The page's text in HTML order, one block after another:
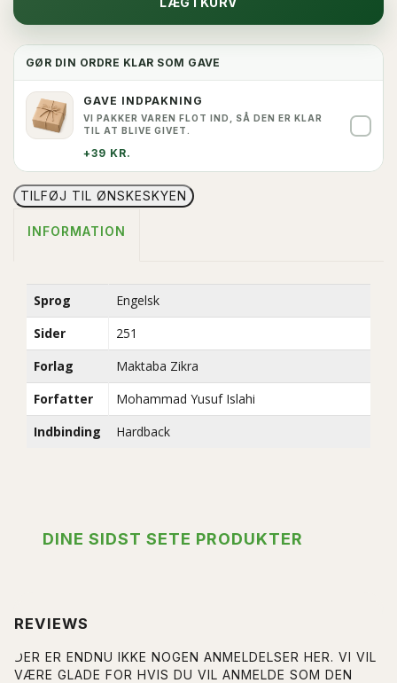
GØR DIN ORDRE KLAR SOM GAVE
GAVE INDPAKNING
VI PAKKER VAREN FLOT IND, SÅ DEN ER KLAR
TIL AT BLIVE GIVET.
+39 KR.
TILFØJ TIL ØNSKESKYEN
INFORMATION
Sprog
Engelsk
Sider
251
Forlag
Maktaba Zikra
Forfatter
Mohammad Yusuf Islahi
Indbinding
Hardback
DINE SIDST SETE PRODUKTER
REVIEWS
DER ER ENDNU IKKE NOGEN ANMELDELSER HER. VI VIL
VÆRE GLADE FOR HVIS DU VIL ANMELDE SOM DEN